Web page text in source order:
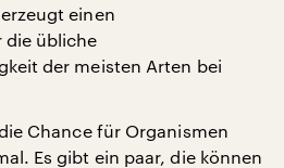
einen
die übliche
der meisten Arten bei
Chance für Organismen
Es gibt ein paar, die können